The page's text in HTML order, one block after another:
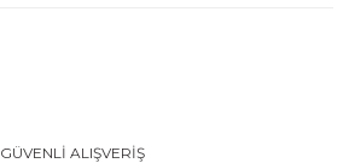
GÜVENLİ ALIŞVERİŞ